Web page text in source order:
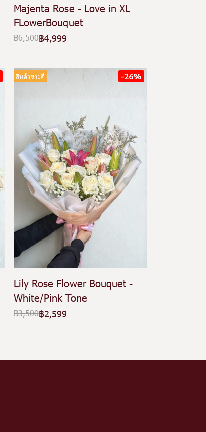
Majenta Rose - Love in XL
FLowerBouquet
฿6,500฿4,999
สินค้าขายดี -26%
Lily Rose Flower Bouquet -
White/Pink Tone
฿3,500฿2,599